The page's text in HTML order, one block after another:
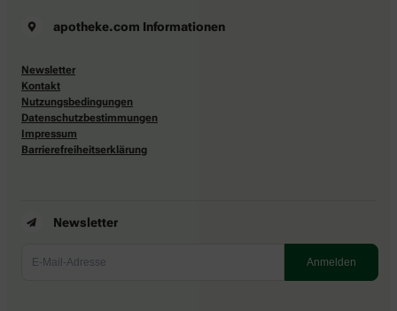
apotheke.com Informationen
Newsletter
Kontakt
Nutzungsbedingungen
Datenschutzbestimmungen
Impressum
Barrierefreiheitserklärung
Newsletter